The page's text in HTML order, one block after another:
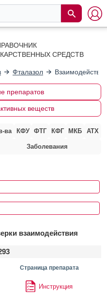
СРЕДСТВ
Фталазол
препаратов
веществ
ва КФУ ФТГ КФГ МКБ АТХ
Заболевания
взаимодействия
Страница препарата
Инструкция